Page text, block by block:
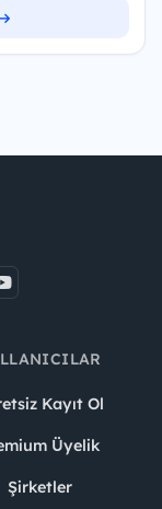
Kayıt Ol
Üyelik
Şirketler